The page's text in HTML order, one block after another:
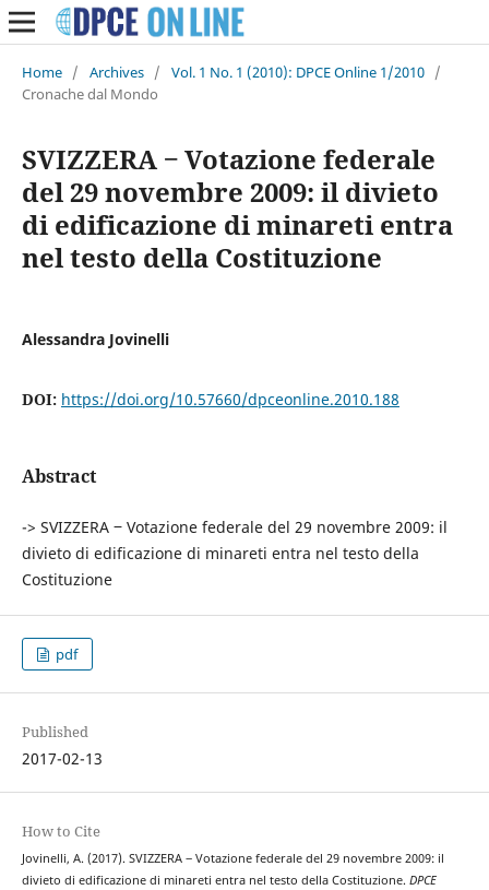
Home / Archives / Vol. 1 No. 1 (2010): DPCE Online 1/2010 /
Cronache dal Mondo
SVIZZERA ‒ Votazione federale
del 29 novembre 2009: il divieto
di edificazione di minareti entra
nel testo della Costituzione
Alessandra Jovinelli
DOI: https://doi.org/10.57660/dpceonline.2010.188
Abstract
-> SVIZZERA ‒ Votazione federale del 29 novembre 2009: il
divieto di edificazione di minareti entra nel testo della
Costituzione
pdf
Published
2017-02-13
How to Cite
Jovinelli, A. (2017). SVIZZERA ‒ Votazione federale del 29 novembre 2009: il
divieto di edificazione di minareti entra nel testo della Costituzione. DPCE